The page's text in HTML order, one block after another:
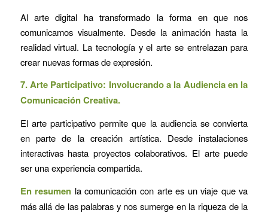
Al arte digital ha transformado la forma en que nos
comunicamos visualmente. Desde la animación hasta la
realidad virtual. La tecnología y el arte se entrelazan para
crear nuevas formas de expresión.
7. Arte Participativo: Involucrando a la Audiencia en la
Comunicación Creativa.
El arte participativo permite que la audiencia se convierta
en parte de la creación artística. Desde instalaciones
interactivas hasta proyectos colaborativos. El arte puede
ser una experiencia compartida.
En resumen la comunicación con arte es un viaje que va
más allá de las palabras y nos sumerge en la riqueza de la